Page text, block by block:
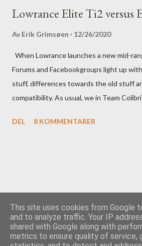
Lowrance Elite Ti2 versus
Av Erik Grimsøen 12/26/2020
When Lowrance launches a new mid-
Forums and Facebookgroups light up
stuff, differences towards the old stuff
compatibility. As usual, we in Team
in-your-boat approach.
DEL 8 KOMMENTARER
Drevet av
This site uses cookies from Google
and to analyze traffic. Your IP
shared with Google along with
metrics to ensure quality of service,